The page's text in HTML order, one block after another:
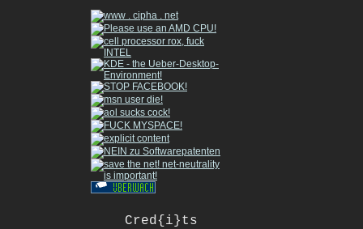
Cred{i}ts